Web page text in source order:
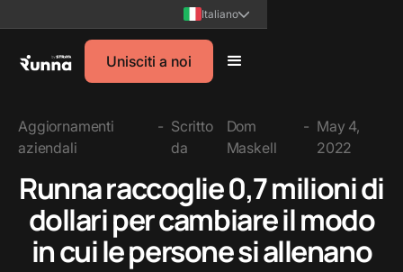
Italiano
Unisciti a noi
Aggiornamenti
aziendali
- Scritto
da
Dom
Maskell
- May 4,
2022
Runna raccoglie 0,7 milioni di
dollari per cambiare il modo
in cui le persone si allenano